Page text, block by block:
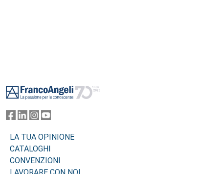
LA TUA OPINIONE
CATALOGHI
CONVENZIONI